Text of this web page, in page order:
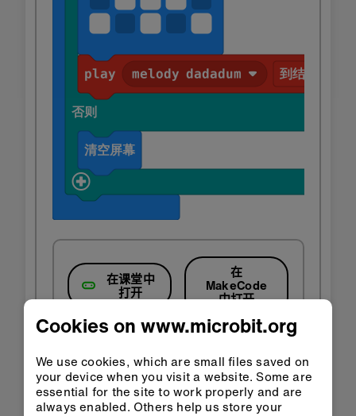
在课堂中
打开
在
MakeCode
中打开
Cookies on www.microbit.org
We use cookies, which are small files saved on
your device when you visit a website. Some are
essential for the site to work properly and are
always enabled. Others help us store your